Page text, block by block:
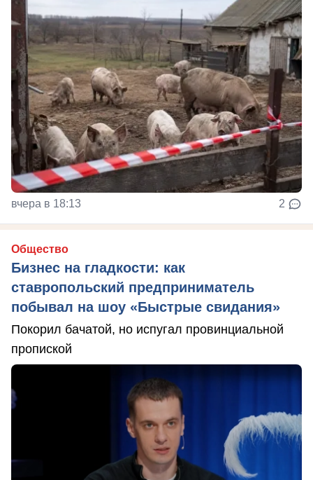
вчера в 18:13 2
Общество
Бизнес на гладкости: как
ставропольский предприниматель
побывал на шоу «Быстрые свидания»
Покорил бачатой, но испугал провинциальной
пропиской